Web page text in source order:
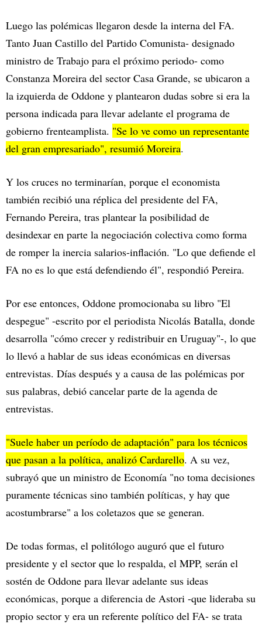
Luego las polémicas llegaron desde la interna del FA.
Tanto Juan Castillo del Partido Comunista- designado
ministro de Trabajo para el próximo periodo- como
Constanza Moreira del sector Casa Grande, se ubicaron a
la izquierda de Oddone y plantearon dudas sobre si era la
persona indicada para llevar adelante el programa de
gobierno frenteamplista. "Se lo ve como un representante
del gran empresariado", resumió Moreira.
Y los cruces no terminarían, porque el economista
también recibió una réplica del presidente del FA,
Fernando Pereira, tras plantear la posibilidad de
desindexar en parte la negociación colectiva como forma
de romper la inercia salarios-inflación. "Lo que defiende el
FA no es lo que está defendiendo él", respondió Pereira.
Por ese entonces, Oddone promocionaba su libro "El
despegue" -escrito por el periodista Nicolás Batalla, donde
desarrolla "cómo crecer y redistribuir en Uruguay"-, lo que
lo llevó a hablar de sus ideas económicas en diversas
entrevistas. Días después y a causa de las polémicas por
sus palabras, debió cancelar parte de la agenda de
entrevistas.
"Suele haber un período de adaptación" para los técnicos
que pasan a la política, analizó Cardarello. A su vez,
subrayó que un ministro de Economía "no toma decisiones
puramente técnicas sino también políticas, y hay que
acostumbrarse" a los coletazos que se generan.
De todas formas, el politólogo auguró que el futuro
presidente y el sector que lo respalda, el MPP, serán el
sostén de Oddone para llevar adelante sus ideas
económicas, porque a diferencia de Astori -que lideraba su
propio sector y era un referente político del FA- se trata